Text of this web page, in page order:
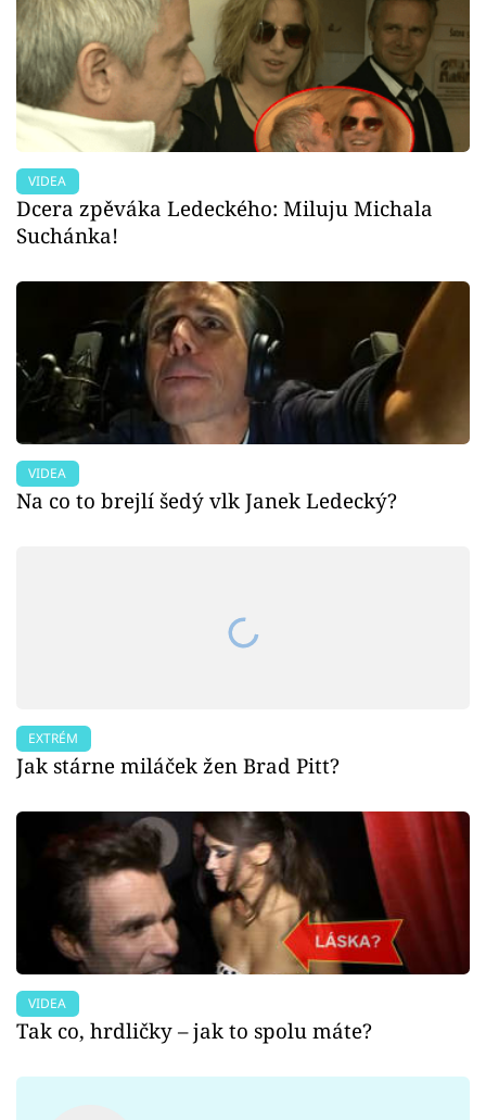
VIDEA
Dcera zpěváka Ledeckého: Miluju Michala
Suchánka!
VIDEA
Na co to brejlí šedý vlk Janek Ledecký?
EXTRÉM
Jak stárne miláček žen Brad Pitt?
VIDEA
Tak co, hrdličky – jak to spolu máte?